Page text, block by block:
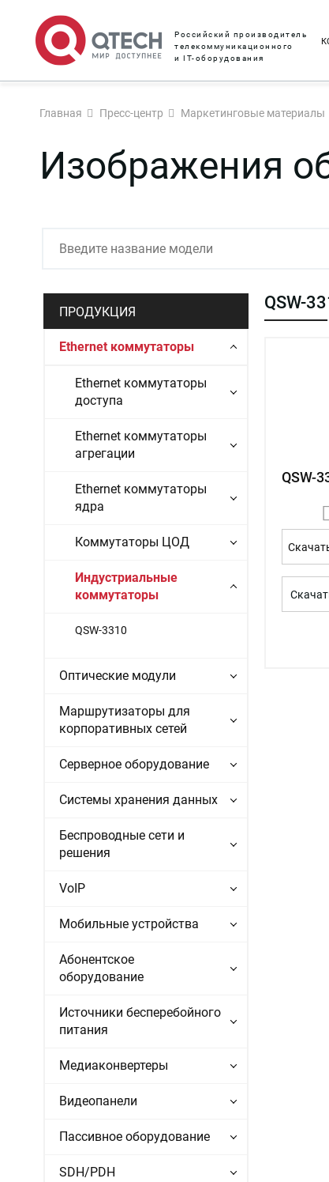
Российский производитель
телекоммуникационного
и IT-оборудования
Главная Пресс-центр Маркетинговые материалы
Изображения
ПРОДУКЦИЯ
Ethernet коммутаторы
Ethernet коммутаторы
доступа
Ethernet коммутаторы
агрегации
Ethernet коммутаторы
ядра
Коммутаторы ЦОД
Индустриальные
коммутаторы
QSW-3310
Оптические модули
Маршрутизаторы для
корпоративных сетей
Серверное оборудование
Системы хранения данных
Беспроводные сети и
решения
VoIP
Мобильные устройства
Абонентское
оборудование
Источники бесперебойного
питания
Медиаконвертеры
Видеопанели
Пассивное оборудование
SDH/PDH
QSW-
QSW-